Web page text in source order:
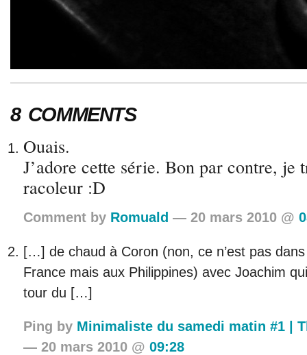
8 COMMENTS
Ouais.
J’adore cette série. Bon par contre, je
racoleur :D
Comment by Romuald — 20 mars 2010 @
[…] de chaud à Coron (non, ce n’est pas
France mais aux Philippines) avec Joachim
tour du […]
Ping by Minimaliste du samedi matin #1 |
— 20 mars 2010 @09:28